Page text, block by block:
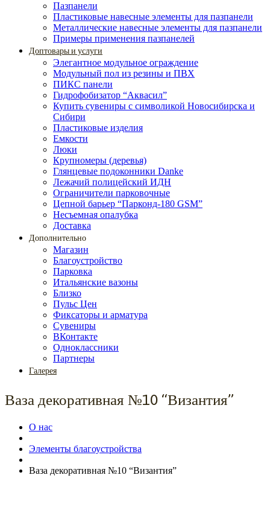
Пазпанели
Пластиковые навесные элементы для пазпанели
Металлические навесные элементы для пазпанели
Примеры применения пазпанелей
Доптовары и услуги
Элегантное модульное ограждение
Модульный пол из резины и ПВХ
ПИКС панели
Гидрофобизатор “Аквасил”
Купить сувениры с символикой Новосибирска и
Сибири
Пластиковые изделия
Емкости
Люки
Крупномеры (деревья)
Глянцевые подоконники Danke
Лежачий полицейский ИДН
Ограничители парковочные
Цепной барьер “Парконд-180 GSM”
Несъемная опалубка
Доставка
Дополнительно
Магазин
Благоустройство
Парковка
Итальянские вазоны
Близко
Пульс Цен
Фиксаторы и арматура
Сувениры
ВКонтакте
Одноклассники
Партнеры
Галерея
Ваза декоративная №10 “Византия”
О нас
Элементы благоустройства
Ваза декоративная №10 “Византия”